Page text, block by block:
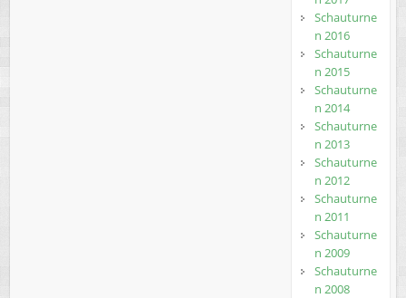
Schauturne
n 2016
Schauturne
n 2015
Schauturne
n 2014
Schauturne
n 2013
Schauturne
n 2012
Schauturne
n 2011
Schauturne
n 2009
Schauturne
n 2008